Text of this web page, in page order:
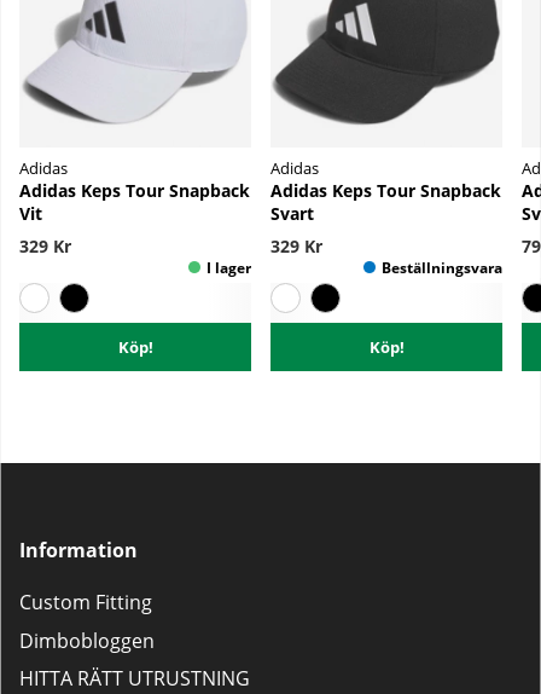
Adidas
Adidas Keps Tour Snapback
Vit
329 Kr
Köp!
Adidas
Adidas Keps Tour Snapback
Svart
329 Kr
Köp!
Information
Custom Fitting
Dimbobloggen
HITTA RÄTT UTRUSTNING